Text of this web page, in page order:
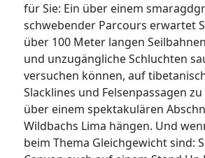
für Sie: Ein über einem
schwebender Parcours erwartet
über 100 Meter langen
und unzugängliche Schluchten
versuchen können, auf
Slacklines und Felsenpassagen
über einem spektakulären
Wildbachs Lima hängen. Und
beim Thema Gleichgewicht sind: